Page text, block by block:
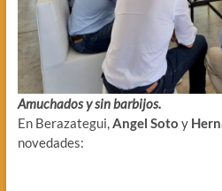
Amuchados y sin barbijos.
En Berazategui,Angel Soto y
novedades: